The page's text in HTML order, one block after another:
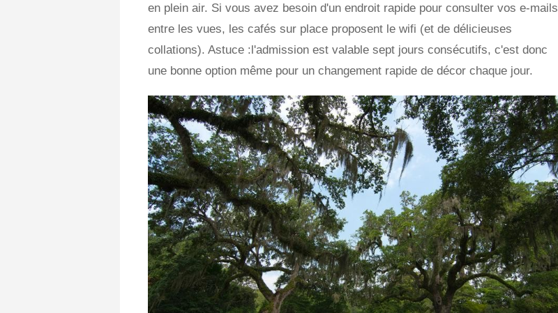
en plein air. Si vous avez besoin d'un endroit rapide pour consulter vos e-mails
entre les vues, les cafés sur place proposent le wifi (et de délicieuses
collations). Astuce :l'admission est valable sept jours consécutifs, c'est donc
une bonne option même pour un changement rapide de décor chaque jour.